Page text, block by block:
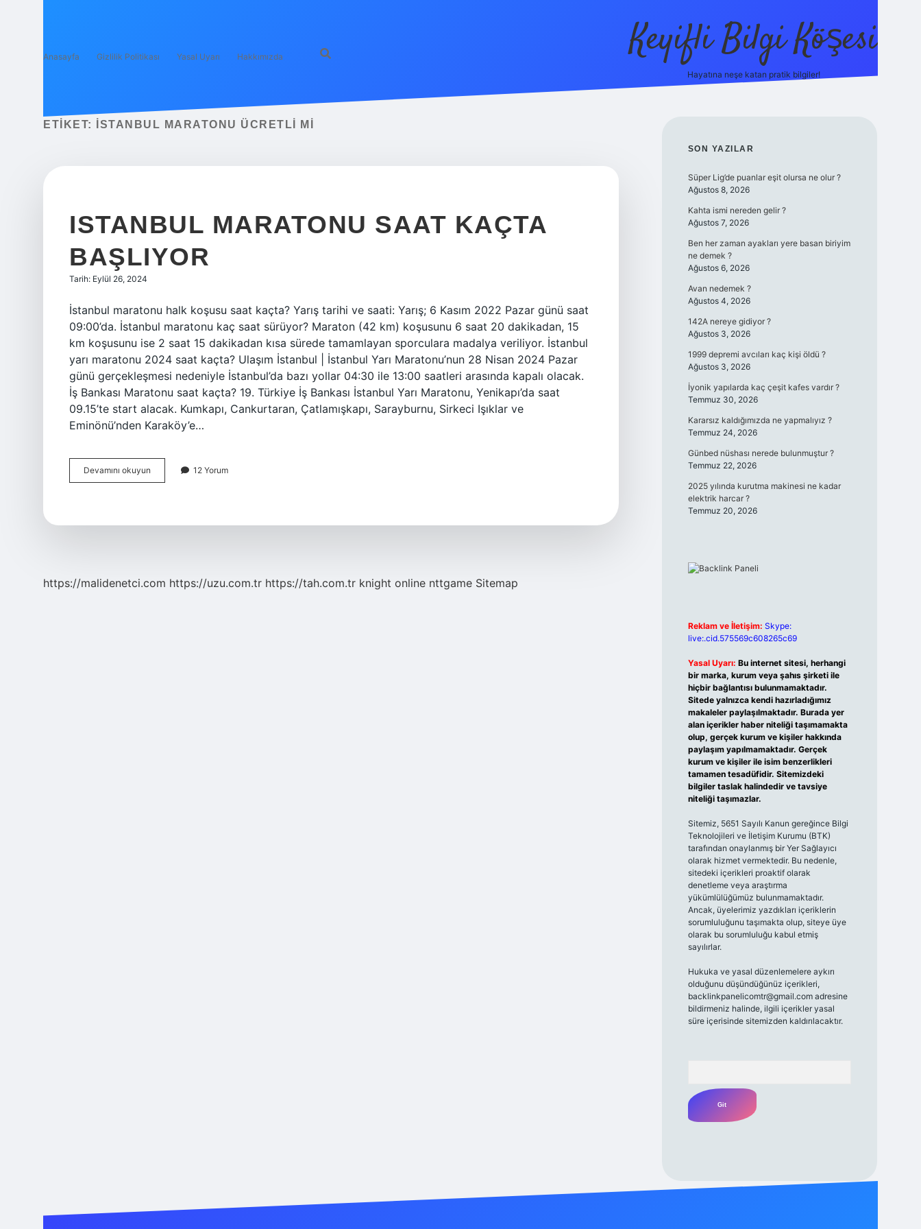
Anasayfa Gizlilik Politikası Yasal Uyarı Hakkımızda Keyifli Bilgi Köşesi
Hayatına neşe katan pratik bilgiler!
ETIKET: İSTANBUL MARATONU ÜCRETLI MI
ISTANBUL MARATONU SAAT KAÇTA
BAŞLIYOR
Tarih: Eylül 26, 2024
İstanbul maratonu halk koşusu saat kaçta? Yarış tarihi ve saati: Yarış; 6 Kasım 2022 Pazar günü saat
09:00’da. İstanbul maratonu kaç saat sürüyor? Maraton (42 km) koşusunu 6 saat 20 dakikadan, 15
km koşusunu ise 2 saat 15 dakikadan kısa sürede tamamlayan sporculara madalya veriliyor. İstanbul
yarı maratonu 2024 saat kaçta? Ulaşım İstanbul | İstanbul Yarı Maratonu’nun 28 Nisan 2024 Pazar
günü gerçekleşmesi nedeniyle İstanbul’da bazı yollar 04:30 ile 13:00 saatleri arasında kapalı olacak.
İş Bankası Maratonu saat kaçta? 19. Türkiye İş Bankası İstanbul Yarı Maratonu, Yenikapı’da saat
09.15’te start alacak. Kumkapı, Cankurtaran, Çatlamışkapı, Sarayburnu, Sirkeci Işıklar ve
Eminönü’nden Karaköy’e…
Devamını okuyun
Maratonu
12 Yorum
https://malidenetci.com https://uzu.com.tr https://tah.com.tr knight online nttgame Sitemap
SIDEBAR
SON YAZILAR
Süper Lig’de puanlar eşit olursa ne olur ?
Ağustos 8, 2026
Kahta ismi nereden gelir ?
Ağustos 7, 2026
Ben her zaman ayakları yere basan biriyim
ne demek ?
Ağustos 6, 2026
Avan nedemek ?
Ağustos 4, 2026
142A nereye gidiyor ?
Ağustos 3, 2026
1999 depremi avcıları kaç kişi öldü ?
Ağustos 3, 2026
İyonik yapılarda kaç çeşit kafes vardır ?
Temmuz 30, 2026
Kararsız kaldığımızda ne yapmalıyız ?
Temmuz 24, 2026
Günbed nüshası nerede bulunmuştur ?
Temmuz 22, 2026
2025 yılında kurutma makinesi ne kadar
elektrik harcar ?
Temmuz 20, 2026
Reklam ve İletişim: Skype:
live:.cid.575569c608265c69
Yasal Uyarı: Bu internet sitesi, herhangi
bir marka, kurum veya şahıs şirketi ile
hiçbir bağlantısı bulunmamaktadır.
Sitede yalnızca kendi hazırladığımız
makaleler paylaşılmaktadır. Burada yer
alan içerikler haber niteliği taşımamakta
olup, gerçek kurum ve kişiler hakkında
paylaşım yapılmamaktadır. Gerçek
kurum ve kişiler ile isim benzerlikleri
tamamen tesadüfidir. Sitemizdeki
bilgiler taslak halindedir ve tavsiye
niteliği taşımazlar.
Sitemiz, 5651 Sayılı Kanun gereğince Bilgi
Teknolojileri ve İletişim Kurumu (BTK)
tarafından onaylanmış bir Yer Sağlayıcı
olarak hizmet vermektedir. Bu nedenle,
sitedeki içerikleri proaktif olarak
denetleme veya araştırma
yükümlülüğümüz bulunmamaktadır.
Ancak, üyelerimiz yazdıkları içeriklerin
sorumluluğunu taşımakta olup, siteye üye
olarak bu sorumluluğu kabul etmiş
sayılırlar.
Hukuka ve yasal düzenlemelere aykırı
olduğunu düşündüğünüz içerikleri,
backlinkpanelicomtr@gmail.comadresine
bildirmeniz halinde, ilgili içerikler yasal
süre içerisinde sitemizden kaldırılacaktır.